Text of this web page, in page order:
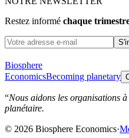
Restez informé chaque
Biosphere
EconomicsBecoming planetary
“Nous aidons les organisations
planétaire.
© 2026 Biosphere Economics·